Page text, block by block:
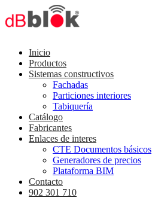
Inicio
Productos
Sistemas constructivos
Fachadas
Particiones interiores
Tabiquería
Catálogo
Fabricantes
Enlaces de interes
CTE Documentos básicos
Generadores de precios
Plataforma BIM
Contacto
902 301 710